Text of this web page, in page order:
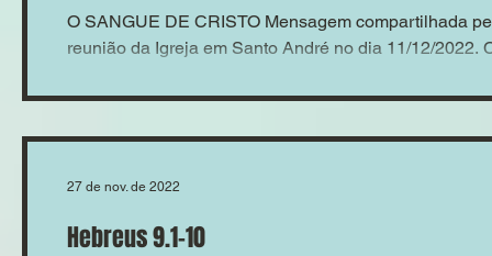
O SANGUE DE CRISTO Mensagem compartilhada
reunião da Igreja em Santo André no dia 11/12/2022.
Hebreus 9.1-10
27 de nov. de 2022